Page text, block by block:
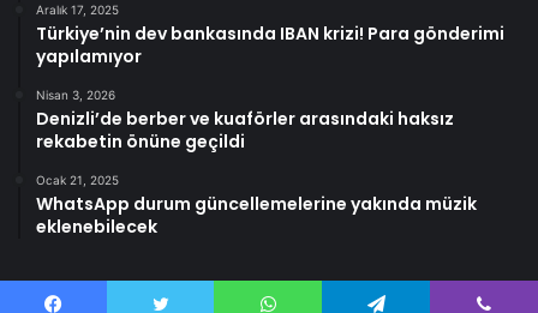
Aralık 17, 2025
Türkiye’nin dev bankasında IBAN krizi! Para gönderimi
yapılamıyor
Nisan 3, 2026
Denizli’de berber ve kuaförler arasındaki haksız
rekabetin önüne geçildi
Ocak 21, 2025
WhatsApp durum güncellemelerine yakında müzik
eklenebilecek